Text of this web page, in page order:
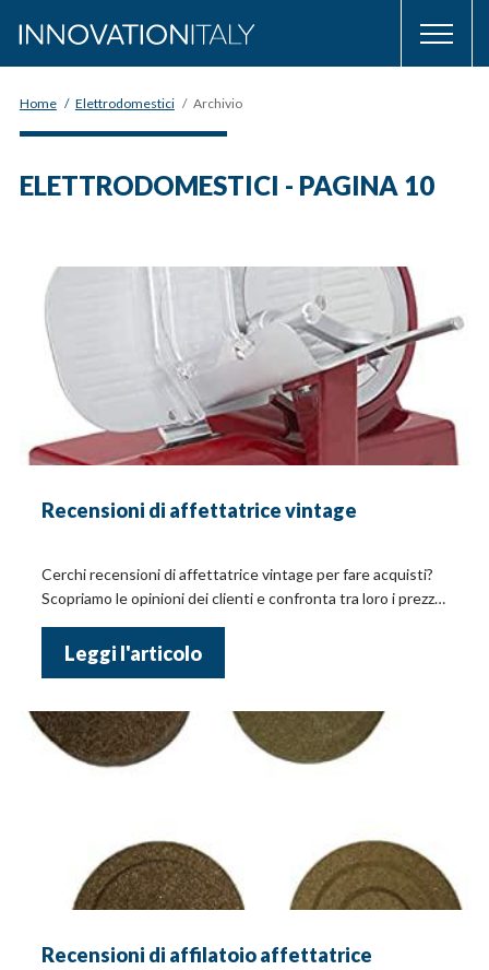
Home / Elettrodomestici / Archivio
ELETTRODOMESTICI - PAGINA 10
Recensioni di affettatrice vintage
Cerchi recensioni di affettatrice vintage per fare acquisti?
Scopriamo le opinioni dei clienti e confronta tra loro i prezzi
Leggi l'articolo
Recensioni di affilatoio affettatrice